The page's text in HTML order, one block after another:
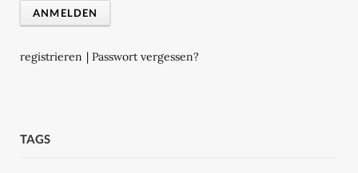
registrieren | Passwort vergessen?
TAGS